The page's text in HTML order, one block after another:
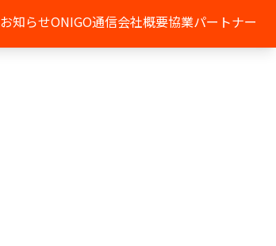
お知らせONIGO通信会社概要協業パートナー